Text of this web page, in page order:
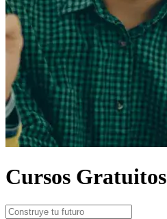
Cursos Gratuitos